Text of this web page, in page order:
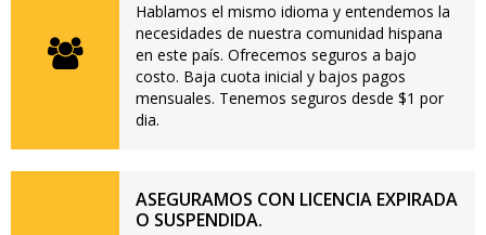
Hablamos el mismo idioma y entendemos la
necesidades de nuestra comunidad hispana
en este país. Ofrecemos seguros a bajo
costo. Baja cuota inicial y bajos pagos
mensuales. Tenemos seguros desde $1 por
dia.
ASEGURAMOS CON LICENCIA EXPIRADA
O SUSPENDIDA.